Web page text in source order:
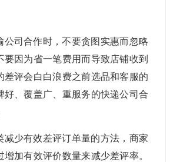
公司合作时，不要贪图实惠而忽略
要因为省一笔费用而导致店铺收到
差评会白白浪费之前选品和客服的
好、覆盖广、重服务的快递公司合
减少有效差评订单量的方法，商家
加有效评价数量来减少差评率。